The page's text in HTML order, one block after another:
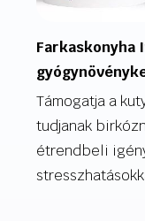
Farkaskonyha
Támogatja a
tudjanak
étrendbeli